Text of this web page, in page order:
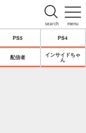
menu
search
PS5 PS4
配信者
インサイドちゃ
ん